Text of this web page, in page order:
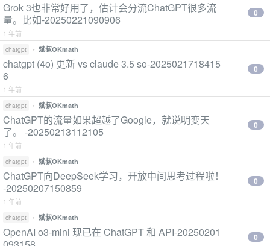
Grok 3也非常好用了，估计会分流ChatGPT很多流
量。比如-20250221090906
1 年前
0
chatgpt • 斌叔OKmath
chatgpt (4o) 更新 vs claude 3.5 so-2025021718415
6
1 年前
0
chatgpt • 斌叔OKmath
ChatGPT的流量如果超越了Google，就说明变天
了。 -20250213112105
1 年前
0
chatgpt • 斌叔OKmath
ChatGPT向DeepSeek学习，开放中间思考过程啦！
-20250207150859
1 年前
0
chatgpt • 斌叔OKmath
OpenAI o3-mini 现已在 ChatGPT 和 API-20250201
0